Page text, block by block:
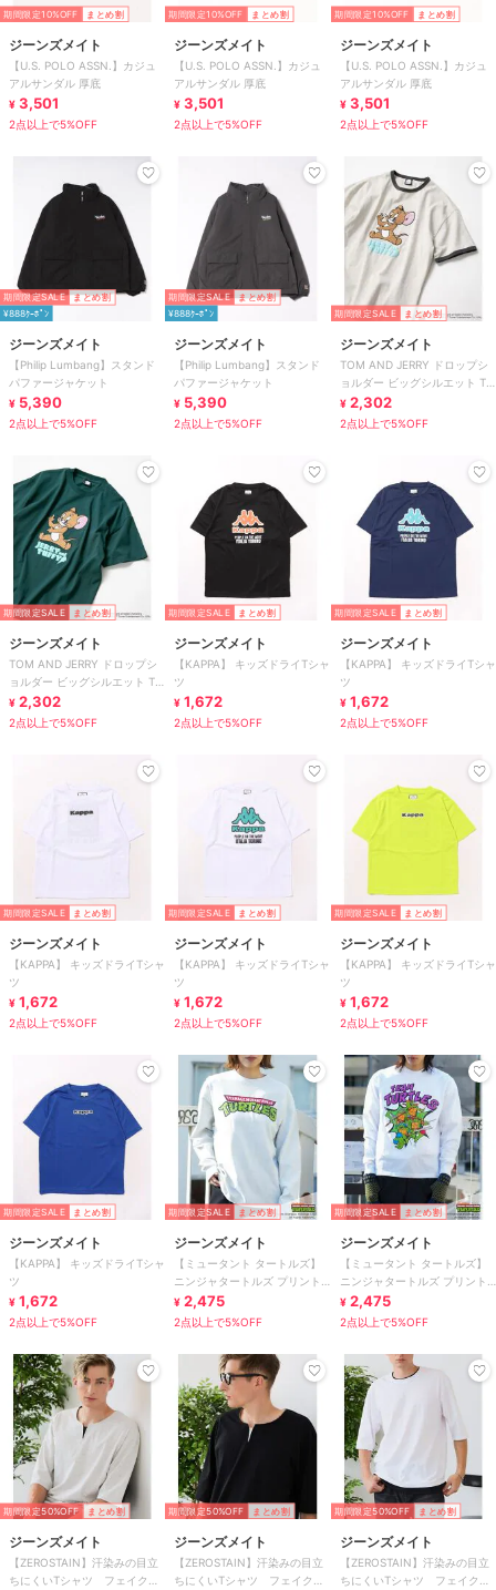
期間限定10%OFF まとめ割
ジーンズメイト
【U.S. POLO ASSN.】カジュ
アルサンダル 厚底
¥ 3,501
2点以上で5%OFF
期間限定10%OFF まとめ割
ジーンズメイト
【U.S. POLO ASSN.】カジュ
アルサンダル 厚底
¥ 3,501
2点以上で5%OFF
期間限定10%OFF まとめ割
ジーンズメイト
【U.S. POLO ASSN.】カジュ
アルサンダル 厚底
¥ 3,501
2点以上で5%OFF
期間限定SALE
まとめ割
¥888ｸｰﾎﾟﾝ
ジーンズメイト
【Philip Lumbang】スタンド
パファージャケット
¥ 5,390
2点以上で5%OFF
期間限定SALE
まとめ割
¥888ｸｰﾎﾟﾝ
ジーンズメイト
【Philip Lumbang】スタンド
パファージャケット
¥ 5,390
2点以上で5%OFF
期間限定SALE まとめ割
ジーンズメイト
TOM AND JERRY ドロップシ
ョルダー ビッグシルエット T
シャツ
¥ 2,302
2点以上で5%OFF
期間限定SALE まとめ割
ジーンズメイト
TOM AND JERRY ドロップシ
ョルダー ビッグシルエット T
シャツ
¥ 2,302
2点以上で5%OFF
期間限定SALE まとめ割
ジーンズメイト
【KAPPA】 キッズドライTシャ
ツ
¥ 1,672
2点以上で5%OFF
期間限定SALE まとめ割
ジーンズメイト
【KAPPA】 キッズドライTシャ
ツ
¥ 1,672
2点以上で5%OFF
期間限定SALE まとめ割
ジーンズメイト
【KAPPA】 キッズドライTシャ
ツ
¥ 1,672
2点以上で5%OFF
期間限定SALE まとめ割
ジーンズメイト
【KAPPA】 キッズドライTシャ
ツ
¥ 1,672
2点以上で5%OFF
期間限定SALE まとめ割
ジーンズメイト
【KAPPA】 キッズドライTシャ
ツ
¥ 1,672
2点以上で5%OFF
期間限定SALE まとめ割
ジーンズメイト
【KAPPA】 キッズドライTシャ
ツ
¥ 1,672
2点以上で5%OFF
期間限定SALE まとめ割
ジーンズメイト
【ミュータント タートルズ】
ニンジャタートルズ プリント
ロンT
¥ 2,475
2点以上で5%OFF
期間限定SALE まとめ割
ジーンズメイト
【ミュータント タートルズ】
ニンジャタートルズ プリント
ロンT
¥ 2,475
2点以上で5%OFF
期間限定50%OFF まとめ割
ジーンズメイト
【ZEROSTAIN】汗染みの目立
ちにくいTシャツ フェイクレ
期間限定50%OFF まとめ割
ジーンズメイト
【ZEROSTAIN】汗染みの目立
ちにくいTシャツ フェイクレ
期間限定50%OFF まとめ割
ジーンズメイト
【ZEROSTAIN】汗染みの目立
ちにくいTシャツ フェイクレ